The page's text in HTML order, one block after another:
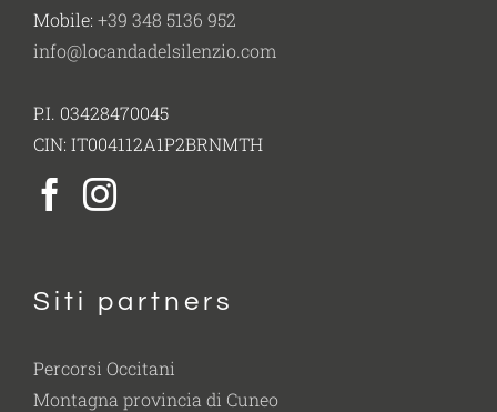
Mobile: +39 348 5136 952
info@locandadelsilenzio.com
P.I. 03428470045
CIN: IT004112A1P2BRNMTH
Siti partners
Percorsi Occitani
Montagna provincia di Cuneo